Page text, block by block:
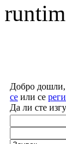
Добро дошли,
се или се
Да ли сте